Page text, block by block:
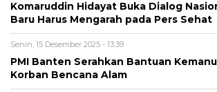
Komaruddin Hidayat Buka Dialog
Baru Harus Mengarah pada Pers Sehat
Senin, 15 Desember 2025 - 13:39
PMI Banten Serahkan Bantuan
Korban Bencana Alam